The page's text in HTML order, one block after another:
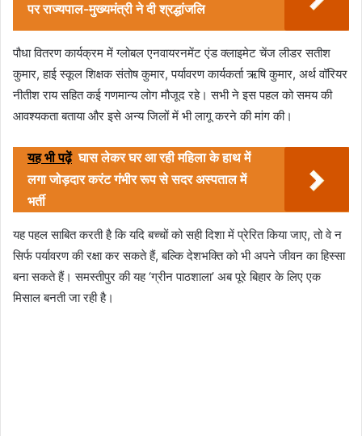
पर राज्यपाल-मुख्यमंत्री ने दी श्रद्धांजलि
पौधा वितरण कार्यक्रम में ग्लोबल एनवायरनमेंट एंड क्लाइमेट चेंज लीडर सतीश
कुमार, हाई स्कूल शिक्षक संतोष कुमार, पर्यावरण कार्यकर्ता ऋषि कुमार, अर्थ वॉरियर
नीतीश राय सहित कई गणमान्य लोग मौजूद रहे। सभी ने इस पहल को समय की
आवश्यकता बताया और इसे अन्य जिलों में भी लागू करने की मांग की।
यह भी पढ़ें घास लेकर घर आ रही महिला के हाथ में
लगा जोड़दार करंट गंभीर रूप से सदर अस्पताल में
भर्ती
यह पहल साबित करती है कि यदि बच्चों को सही दिशा में प्रेरित किया जाए, तो वे न
सिर्फ पर्यावरण की रक्षा कर सकते हैं, बल्कि देशभक्ति को भी अपने जीवन का हिस्सा
बना सकते हैं। समस्तीपुर की यह ‘ग्रीन पाठशाला’ अब पूरे बिहार के लिए एक
मिसाल बनती जा रही है।